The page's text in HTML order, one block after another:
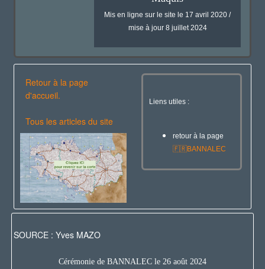
Mis en ligne sur le site le 17 avril 2020 /
mise à jour 8 juillet 2024
Retour à la page
d'accueil.
Tous les articles du site
Liens utiles :
retour à la page
🇫🇷BANNALEC
SOURCE : Yves MAZO
Cérémonie de BANNALEC le 26 août 2024